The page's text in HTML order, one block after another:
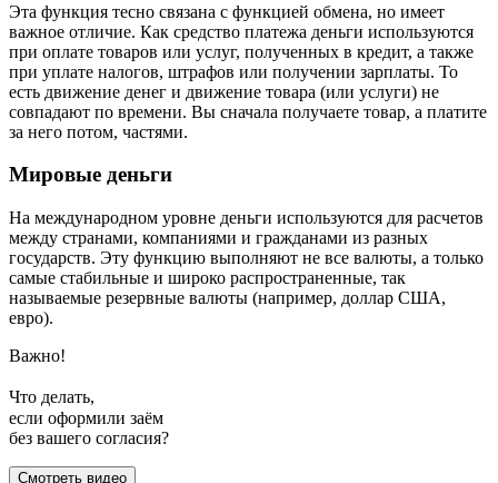
Эта функция тесно связана с функцией обмена, но имеет
важное отличие. Как средство платежа деньги используются
при оплате товаров или услуг, полученных в кредит, а также
при уплате налогов, штрафов или получении зарплаты. То
есть движение денег и движение товара (или услуги) не
совпадают по времени. Вы сначала получаете товар, а платите
за него потом, частями.
Мировые деньги
На международном уровне деньги используются для расчетов
между странами, компаниями и гражданами из разных
государств. Эту функцию выполняют не все валюты, а только
самые стабильные и широко распространенные, так
называемые резервные валюты (например, доллар США,
евро).
Важно!
Что делать,
если оформили заём
без вашего согласия?
Смотреть видео